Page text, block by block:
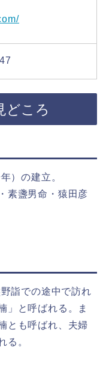
どころ
）の建立。
素盞男命・猿田彦
詣での途中で訪れ
」と呼ばれる。ま
とも呼ばれ、夫婦
る。